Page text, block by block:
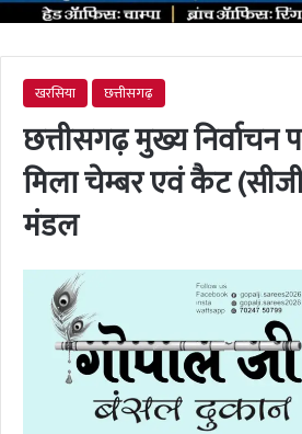
खरसिया छत्तीसगढ़
छत्तीसगढ़ मुख्य निर्वाचन
मिला चेम्बर एवं कैट (सीजी
मंडल